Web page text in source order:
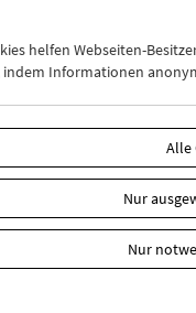
Ihre Mitgliedschaft
online nur
finden Sie
helfen Webseiten-
indem Informationen
Alle
Nur
Nur